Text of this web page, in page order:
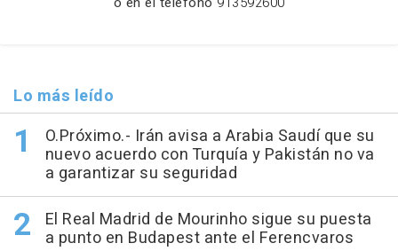
Lo más leído
O.Próximo.- Irán avisa a Arabia Saudí que su
nuevo acuerdo con Turquía y Pakistán no va
a garantizar su seguridad
El Real Madrid de Mourinho sigue su puesta
a punto en Budapest ante el Ferencvaros